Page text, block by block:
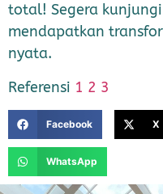
total! Segera
mendapatkan
nyata.
Referensi 1 2 3
Facebook X
WhatsApp